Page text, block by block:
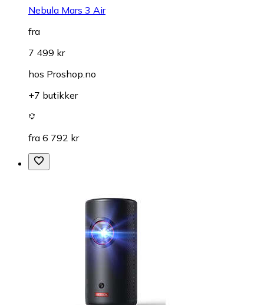
Nebula Mars 3 Air
fra
7 499 kr
hos Proshop.no
+7 butikker
fra 6 792 kr